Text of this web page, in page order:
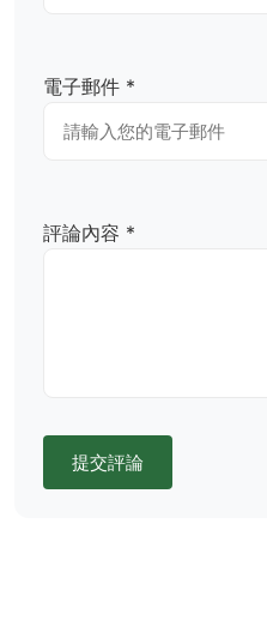
電子郵件 *
評論內容 *
提交評論